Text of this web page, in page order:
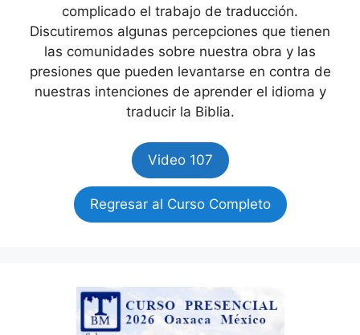
complicado el trabajo de traducción.
Discutiremos algunas percepciones que tienen
las comunidades sobre nuestra obra y las
presiones que pueden levantarse en contra de
nuestras intenciones de aprender el idioma y
traducir la Biblia.
Video 107
Regresar al Curso Completo